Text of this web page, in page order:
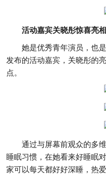
活动嘉宾关晓彤惊喜亮
她是优秀青年演员，也
发布的活动嘉宾，关晓彤的
点。
通过与屏幕前观众的多
睡眠习惯，在她看来好睡眠
家可以每天都好好深睡，热